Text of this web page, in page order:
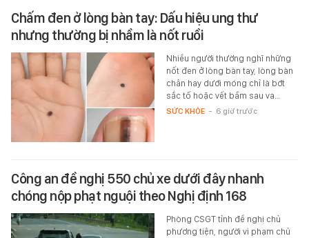
Chấm đen ở lòng bàn tay: Dấu hiệu ung thư
nhưng thường bị nhầm là nốt ruồi
Nhiều người thường nghĩ những
nốt đen ở lòng bàn tay, lòng bàn
chân hay dưới móng chỉ là bớt
sắc tố hoặc vết bầm sau va…
SỨC KHỎE - 6 giờ trước
Công an đề nghị 550 chủ xe dưới đây nhanh
chóng nộp phạt nguội theo Nghị định 168
Phòng CSGT tỉnh đề nghị chủ
phương tiện, người vi phạm chủ